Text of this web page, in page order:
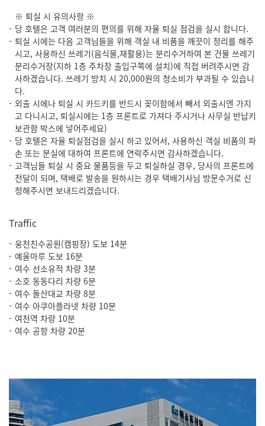
※ 퇴실 시 유의사항 ※
당 호텔은 고객 여러분의 편의를 위해 자율 퇴실 점검을 실시 합니다.
퇴실 시에는 다음 고객님들을 위해 객실 내 비품을 깨끗이 정리를 해주
시고, 사용하신 쓰레기(음식물,재활용)는 분리수거하여 본 건물 쓰레기
분리수거장(지하 1층 주차장 출입구쪽에 설치)에 직접 버려주시면 감
사하겠습니다. 쓰레기 방치 시 20,000원의 청소비가 부과될 수 있습니
다.
외출 시에나 퇴실 시 카드키를 반드시 꽂이함에서 빼서 외출시엔 가지
고 다니시고, 퇴실시에는 1층 프론트로 가져다 주시거나 사무실 반납키
보관함 박스에 넣어주세요)
당 호텔은 자율 퇴실점검을 실시 하고 있어서, 사용하신 객실 비품의 파
손 또는 분실에 대하여 프론트에 연락주시면 감사하겠습니다.
고객님들 퇴실 시 중요 물품등을 두고 퇴실하실 경우, 당사의 프론트에
전달이 되며, 택배로 발송을 원하시는 경우 택배기사님 방문수거로 신
청해주시면 보내드리겠습니다.
Traffic
웅천친수공원(캠핑장) 도보 14분
예울마루 도보 16분
여수 선소유적 차량 3분
소호 동동다리 차량 6분
여수 돌산대교 차량 8분
여수 아쿠아플라넷 차량 10분
여천역 차량 10분
여수 공항 차량 20분